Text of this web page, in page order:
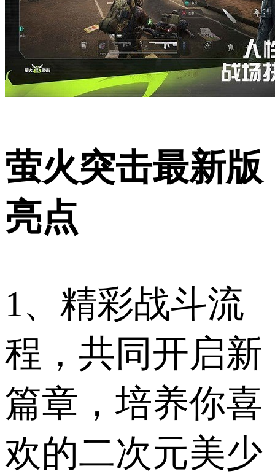
萤火突击最新版
亮点
1、精彩战斗流​​
程，共同开启新
篇章，培养你喜
欢的二次元美少